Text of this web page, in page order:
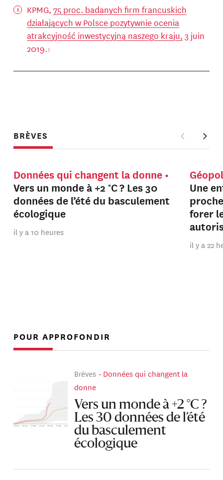
KPMG, 75 proc. badanych firm francuskich
działających w Polsce pozytywnie ocenia
atrakcyjność inwestycyjną naszego kraju, 3 juin
2019.
BRÈVES
Données qui changent la donne
Vers un monde à +2 °C ? Les 30
données de l’été du basculement
écologique
il y a 10 heures
Une
forer
il y a 22
POUR APPROFONDIR
Brèves
Données qui changent la
donne
Vers un monde à +2 °C ?
Les 30 données de l’été
du basculement
écologique